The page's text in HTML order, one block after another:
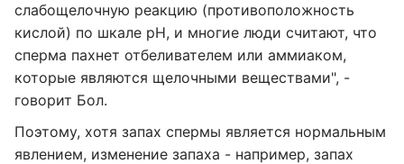
слабощелочную реакцию (противоположность
кислой) по шкале pH, и многие люди считают, что
сперма пахнет отбеливателем или аммиаком,
которые являются щелочными веществами", -
говорит Бол.
Поэтому, хотя запах спермы является нормальным
явлением, изменение запаха - например, запах